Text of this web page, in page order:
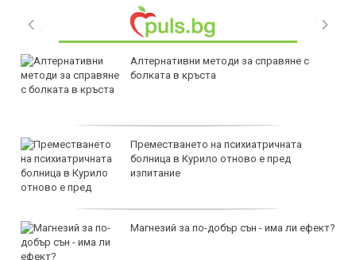
Алтернативни методи за справяне с
болката в кръста
Преместването на психиатричната
болница в Курило отново е пред
изпитание
Магнезий за по-добър сън - има ли ефект?